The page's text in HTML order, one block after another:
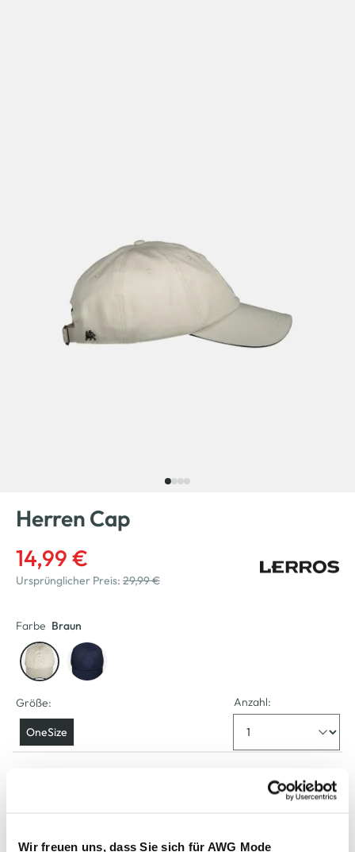
Wir freuen uns, dass Sie sich für AWG Mode
Herren Cap
14,99 €
Ursprünglicher Preis: 29,99 €
Farbe Braun
Größe:
OneSize
Anzahl: